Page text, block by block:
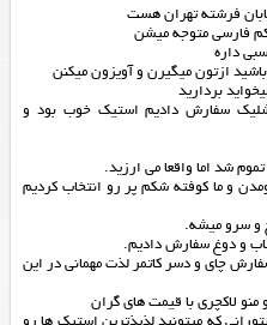
فرشته تهران هست
فارسي متوجه ميشن
داره
ازتون ميگيرن و آويزون ميكنن
برداريد
سفارش داديم استيك خوب بود و
شد اما واقعا می ارزید.
و ما کوفته شکم پر رو انتخاب کردیم
و سرو میشه.
و دوغ سفارش دادیم.
چای و دسر کاتمر لذت مهمانی در این
منو لاکچری با قیمت های گران